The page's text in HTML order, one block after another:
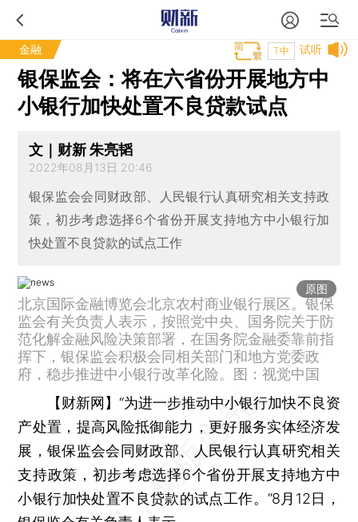
金融 试听
T中
银保监会：将在六省份开展地方中
小银行加快处置不良贷款试点
文｜财新 朱亮韬
2022年08月13日 20:46
银保监会会同财政部、人民银行认真研究相关支持政
策，初步考虑选择6个省份开展支持地方中小银行加
快处置不良贷款的试点工作
原图
北京国际金融博览会北京农村商业银行展区。银保
监会有关负责人表示，按照党中央、国务院关于防
范化解金融风险决策部署，在国务院金融委靠前指
挥下，银保监会积极会同相关部门和地方党委政
府，稳步推进中小银行改革化险。图：视觉中国
【财新网】 “为进一步推动中小银行加快不良资
产处置，提高风险抵御能力，更好服务实体经济发
展，银保监会会同财政部、人民银行认真研究相关
支持政策，初步考虑选择6个省份开展支持地方中
小银行加快处置不良贷款的试点工作。”8月12日，